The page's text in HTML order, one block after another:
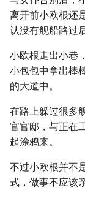
离开前小欧根还
认没有舰船路过
小欧根走出小巷
小包包中拿出棒
的大道中。
在路上躲过很多
官官邸，与正在
起涂鸦来。
不过小欧根并不
式，做事不应该